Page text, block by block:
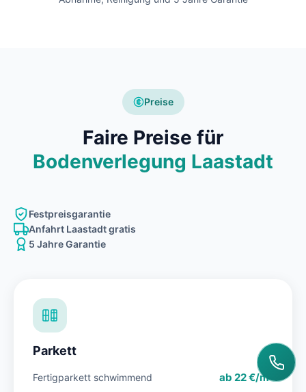
Preise
Faire Preise für
Bodenverlegung Laastadt
Festpreisgarantie
Anfahrt Laastadt gratis
5 Jahre Garantie
Parkett
Fertigparkett schwimmend ab 22 €/m²